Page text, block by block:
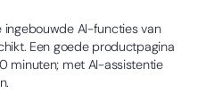
ingebouwde AI-functies van
Een goede productpagina
minuten; met AI-assistentie